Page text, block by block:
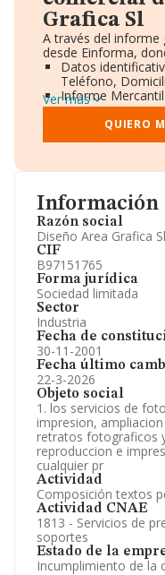
Información
Razón social
Diseño Area Grafica Sl
CIF
B97151765
Forma jurídica
Sociedad limitada
Sector
Industria
Fecha de
30-11-2001
Fecha último
22-3-2026
Objeto social
1. los servicios de
impresion,
retratos fotograficos
reproduccion e
cualquier pr
Actividad
Composición textos
Actividad CNAE
1813 - Servicios de
soportes
Estado de la
Incumplimiento de la
Grafica Sl
A través del
desde Einforma,
Datos
Teléfono,
Informe
Gráficos de
Consejo de
Directivos y
Información
Ver más
QUIERO